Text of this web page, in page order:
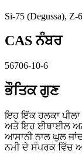
Si-75 (Degussa),
CAS ਨੰਬਰ
56706-10-6
ਭੌਤਿਕ ਗੁਣ
ਇਹ ਇੱਕ ਹਲਕਾ
ਅਤੇ ਇਹ ਈਥਾਈਲ
ਆਸਾਨੀ ਨਾਲ ਘੁਲ
ਨਮੀ ਦੇ ਸੰਪਰਕ ਵਿੱਚ